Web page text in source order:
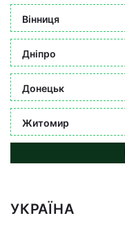
Вінниця
Дніпро
Донецьк
Житомир
УКРАЇНА